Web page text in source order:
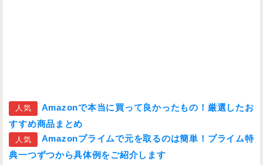
人気
Amazonで本当に買って良かったもの！厳選したお
すすめ商品まとめ
人気
Amazonプライムで元を取るのは簡単！プライム特
典一つずつから具体例をご紹介します